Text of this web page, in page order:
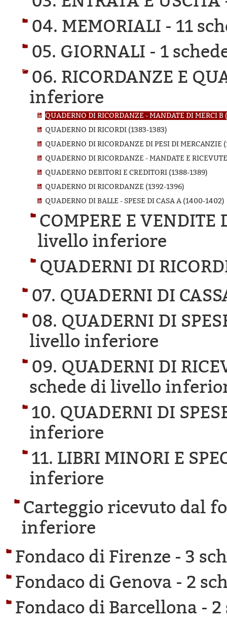
04. MEMORIALI - 11
05. GIORNALI - 1
06. RICORDANZE E
inferiore
QUADERNO DI RICORDANZE - MANDATE DI MERCI B
QUADERNO DI RICORDI (1383-1383)
QUADERNO DI RICORDANZE DI PESI DI MERCANZIE
QUADERNO DI RICORDANZE - MANDATE E
QUADERNO DEBITORI E CREDITORI (1388-1389)
QUADERNO DI RICORDANZE (1392-1396)
QUADERNO DI BALLE - SPESE DI CASA A (1400-1402)
COMPERE E
livello inferiore
QUADERNI DI
07. QUADERNI DI
08. QUADERNI DI
livello inferiore
09. QUADERNI DI
schede di livello
10. QUADERNI DI
inferiore
11. LIBRI MINORI E
inferiore
Carteggio ricevuto dal
inferiore
Fondaco di Firenze - 3
Fondaco di Genova - 2
Fondaco di Barcellona - 2